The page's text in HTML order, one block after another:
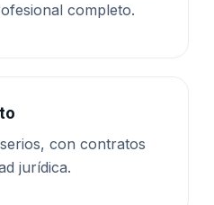
completo.
con contratos
jurídica.